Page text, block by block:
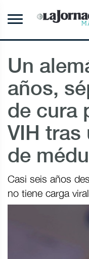
Un
años,
de cura
VIH tras
de
Casi seis años
no tiene carga